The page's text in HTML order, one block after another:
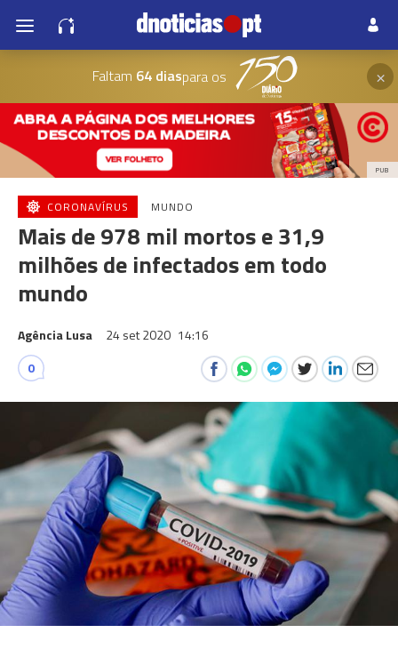
Faltam 64 diaspara os ×
PUB
CORONAVÍRUS MUNDO
Mais de 978 mil mortos e 31,9
milhões de infectados em todo
mundo
Agência Lusa 24 set 2020 14:16
0